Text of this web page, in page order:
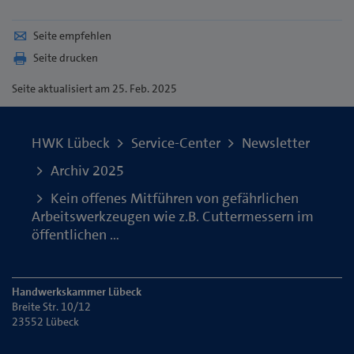
Seite empfehlen
Seite drucken
Seiteaktualisiert am 25. Feb. 2025
HWK Lübeck Service-Center
Newsletter
Archiv 2025
Kein offenes Mitführen von gefährlichen
Arbeitswerkzeugen wie z.B. Cuttermessern im
öffentlichen …
Handwerkskammer Lübeck
Breite Str. 10/12
23552 Lübeck